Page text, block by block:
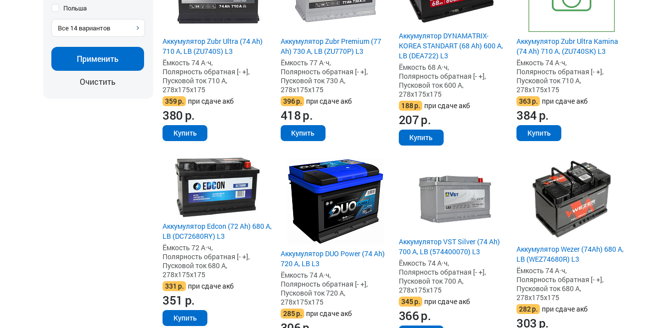
Польша
Все 14 вариантов
Применить
Очистить
Аккумулятор Zubr Ultra (74 Ah)
710 А, LB (ZU740S) L3
Ёмкость 74 А·ч,
Полярность обратная [- +],
Пусковой ток 710 А,
278x175x175
359р. при сдаче акб
380р.
Купить
Аккумулятор Zubr Premium (77
Ah) 730 А, LB (ZU770P) L3
Ёмкость 77 А·ч,
Полярность обратная [- +],
Пусковой ток 730 А,
278x175x175
396р. при сдаче акб
418р.
Купить
Аккумулятор DYNAMATRIX-
KOREA STANDART (68 Ah) 600 А,
LB (DEA722) L3
Ёмкость 68 А·ч,
Полярность обратная [- +],
Пусковой ток 600 А,
278x175x175
188р. при сдаче акб
207р.
Купить
Аккумулятор Zubr Ultra Kamina
(74 Ah) 710 А, (ZU740SK) L3
Ёмкость 74 А·ч,
Полярность обратная [- +],
Пусковой ток 710 А,
278x175x175
363р. при сдаче акб
384р.
Купить
Аккумулятор Edcon (72 Ah) 680 А,
LB (DC72680RY) L3
Ёмкость 72 А·ч,
Полярность обратная [- +],
Пусковой ток 680 А,
278x175x175
331 р. при сдаче акб
351 р.
Купить
Аккумулятор DUO Power (74 Ah)
720 А, LB L3
Ёмкость 74 А·ч,
Полярность обратная [- +],
Пусковой ток 720 А,
278x175x175
285р. при сдаче акб
Аккумулятор VST Silver (74 Ah)
700 А, LB (574400070) L3
Ёмкость 74 А·ч,
Полярность обратная [- +],
Пусковой ток 700 А,
278x175x175
345р. при сдаче акб
366р.
Аккумулятор Wezer (74Ah) 680 А,
LB (WEZ74680R) L3
Ёмкость 74 А·ч,
Полярность обратная [- +],
Пусковой ток 680 А,
278x175x175
282р. при сдаче акб
303р.